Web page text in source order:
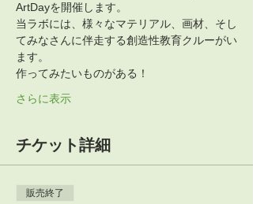
ArtDayを開催します。
当ラボには、様々なマテリアル、画材、そし
てみなさんに伴走する創造性教育クルーがい
ます。
作ってみたいものがある！
さらに表示
チケット詳細
販売終了